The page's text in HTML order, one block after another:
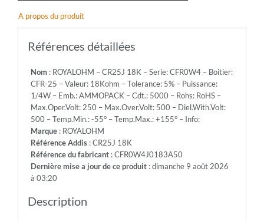
Emb.:
AMMOPACK
-
5000
-
Rohs:
RoHS
-
Max.Oper.Volt:
250
-
Max.Over.Volt:
A propos du produit
Références détaillées
Nom: ROYALOHM – CR25J 18K – Serie: CFR0W4 – Boitier:
CFR-25 – Valeur: 18Kohm – Tolerance: 5% – Puissance:
1/4W – Emb.: AMMOPACK – Cdt.: 5000 – Rohs: RoHS –
Max.Oper.Volt: 250 – Max.Over.Volt: 500 – Diel.With.Volt:
500 – Temp.Min.: -55° – Temp.Max.: +155° – Info:
Marque: ROYALOHM
Référence Addis: CR25J 18K
Référence du fabricant: CFR0W4J0183A50
Dernière mise a jour de ce produit: dimanche 9 août 2026
à 03:20
Description